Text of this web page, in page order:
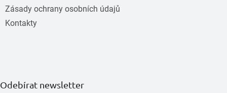
Zásady ochrany osobních údajů
Kontakty
Odebírat newsletter